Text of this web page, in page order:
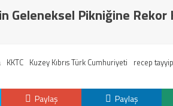
Geleneksel Pikniğine Rekor
KKTC Kuzey Kıbrıs Türk Cumhuriyeti recep
Paylaş Paylaş